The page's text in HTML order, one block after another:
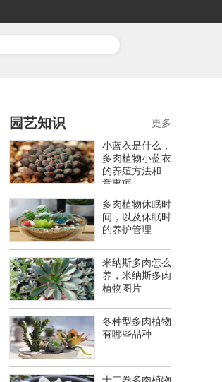
园艺知识
小蓝衣是什么，
多肉植物小蓝衣
的养殖方法和注
意事项
多肉植物休眠时
间，以及休眠时
的养护管理
米纳斯多肉怎么
养，米纳斯多肉
植物图片
冬种型多肉植物
有哪些品种
更多